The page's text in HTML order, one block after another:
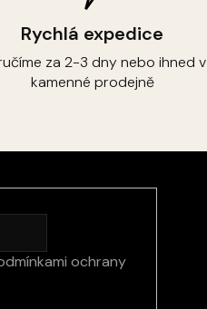
Rychlá expedice
za 2-3 dny nebo ihned v
kamenné prodejně
ochrany